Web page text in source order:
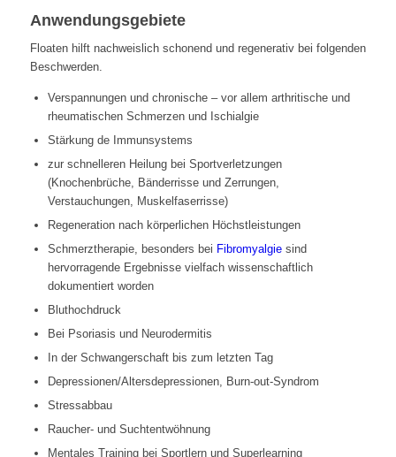
Anwendungsgebiete
Floaten hilft nachweislich schonend und regenerativ bei folgenden
Beschwerden.
Verspannungen und chronische – vor allem arthritische und
rheumatischen Schmerzen und Ischialgie
Stärkung de Immunsystems
zur schnelleren Heilung bei Sportverletzungen
(Knochenbrüche, Bänderrisse und Zerrungen,
Verstauchungen, Muskelfaserrisse)
Regeneration nach körperlichen Höchstleistungen
Schmerztherapie, besonders bei Fibromyalgiesind
hervorragende Ergebnisse vielfach wissenschaftlich
dokumentiert worden
Bluthochdruck
Bei Psoriasis und Neurodermitis
In der Schwangerschaft bis zum letzten Tag
Depressionen/Altersdepressionen, Burn-out-Syndrom
Stressabbau
Raucher- und Suchtentwöhnung
Mentales Training bei Sportlern und Superlearning